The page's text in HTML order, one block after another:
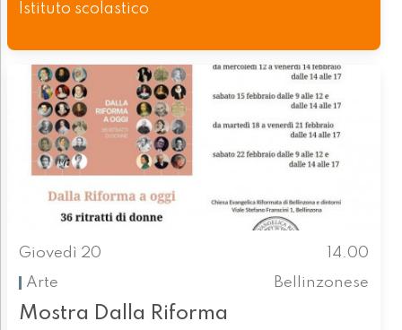
Istituto scolastico
Giovedì 20
14.00
Arte
Bellinzonese
Mostra Dalla Riforma